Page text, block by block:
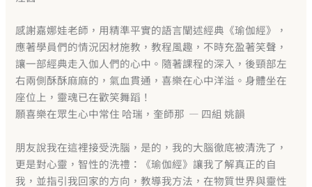
感謝嘉娜娃老師，用精準平實的語言闡述經典《瑜伽經》，
應著學員們的情況因材施教，教程風趣，不時充盈著笑聲，
讓一部經典走入伽人們的心中。隨著課程的深入，後頸部左
右兩側酥酥麻麻的，氣血貫通，喜樂在心中洋溢。身體坐在
座​​位上，靈魂已在歡笑舞蹈！
願喜樂在眾生心中常住 哈瑞，奎師那 — 四組 姚韻
朋友說我在這裡接受洗腦，是的，我的大腦徹底被清洗了，
更是對心靈，智性的洗禮：《瑜伽經》讓我了解真正的自
我，並指引我回家的方向，教導我方法，在物質世界與靈性